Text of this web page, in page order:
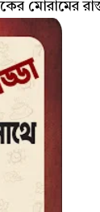
মোরামের